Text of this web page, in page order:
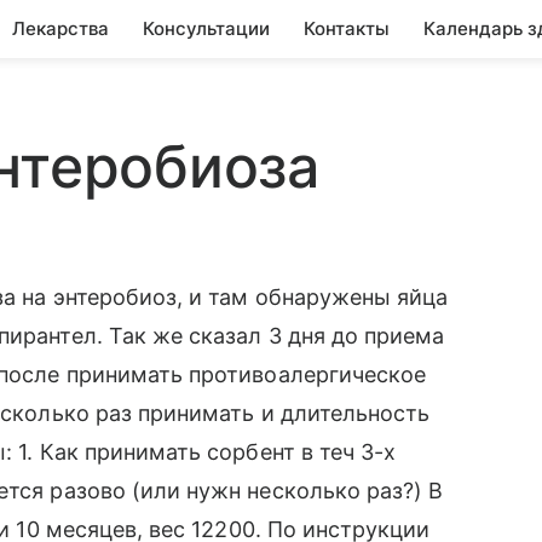
Лекарства Консультации Контакты Календарь
на энтеробиоз, и там обнаружены яйца
Так же сказал 3 дня до приема
принимать противоалергическое
раз принимать и длительность
1. Как принимать сорбент в теч 3-х
разово (или нужн несколько раз?) В
10 месяцев, вес 12200. По инструкции